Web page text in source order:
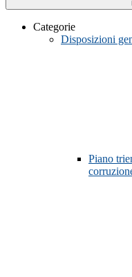
Categorie
Disposizioni
Piano